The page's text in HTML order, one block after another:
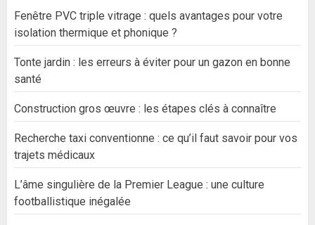
Fenêtre PVC triple vitrage : quels avantages pour votre
isolation thermique et phonique ?
Tonte jardin : les erreurs à éviter pour un gazon en bonne
santé
Construction gros œuvre : les étapes clés à connaître
Recherche taxi conventionne : ce qu’il faut savoir pour vos
trajets médicaux
L’âme singulière de la Premier League : une culture
footballistique inégalée